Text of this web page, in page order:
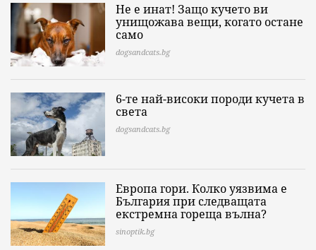
Не е инат! Защо кучето ви
унищожава вещи, когато остане
само
dogsandcats.bg
6-те най-високи породи кучета в
света
dogsandcats.bg
Европа гори. Колко уязвима е
България при следващата
екстремна гореща вълна?
sinoptik.bg